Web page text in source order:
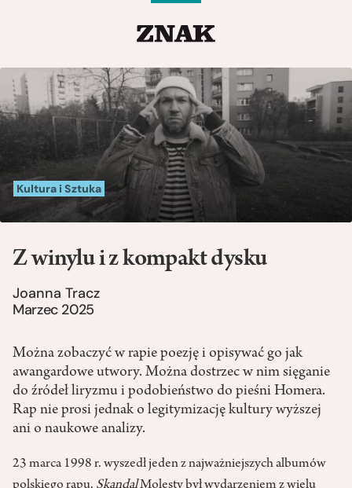
Kultura i Sztuka
Z winylu i z kompakt dysku
Joanna Tracz
Marzec 2025
Można zobaczyć w rapie poezję i opisywać go jak
awangardowe utwory. Można dostrzec w nim sięganie
do źródeł liryzmu i podobieństwo do pieśni Homera.
Rap nie prosi jednak o legitymizację kultury wyższej
ani o naukowe analizy.
23 marca 1998 r. wyszedł jeden z najważniejszych albumów